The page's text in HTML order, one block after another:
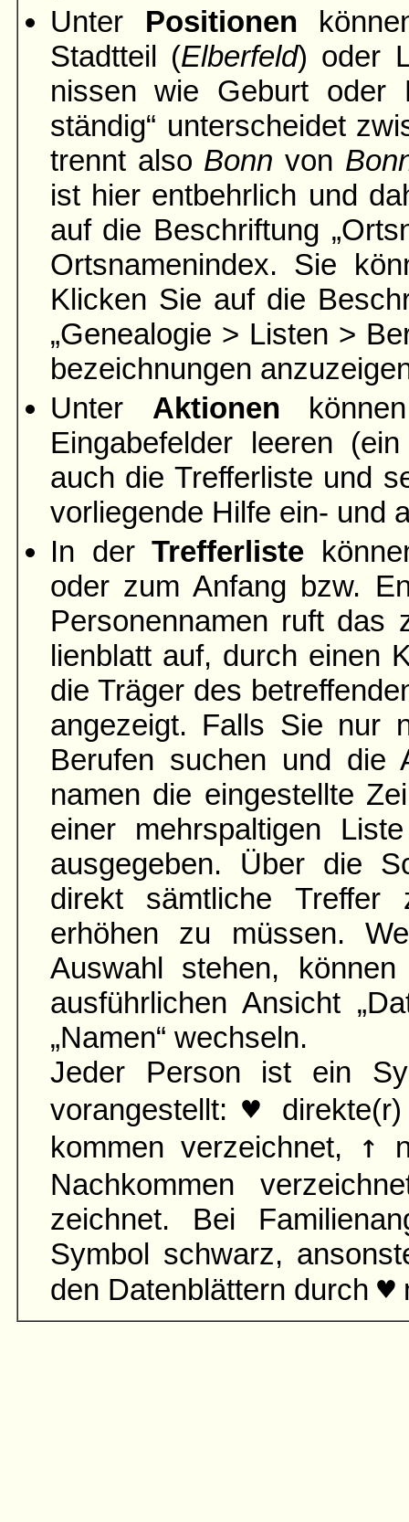
Unter Positionen
Stadtteil (Elber­feld) oder
nissen wie Geburt oder
ständig“ unter­scheidet
trennt also Bonn von
ist hier entbehrlich und
auf die Be­schriftung
Orts­namen­index. Sie
Klicken Sie auf die
„Genea­logie > Listen >
bezeich­nungen
Unter Aktionen
Eingabefelder leeren
auch die Trefferliste und
vorliegende Hilfe ein- und
In derTrefferliste
oder zum Anfang bzw.
Personen­namen ruft das
lien­blatt auf, durch einen
die Träger des
angezeigt. Falls Sie nur
Berufen suchen und die
namen die ein­gestellte
einer mehr­spaltigen
aus­gegeben. Über die
direkt sämtliche
erhöhen zu müssen.
Auswahl stehen,
ausführ­lichen Ansicht
„Namen“ wechseln.
Jeder Person ist ein
vorangestellt:♥
kommen verzeichnet,
↑
Nach­kommen
zeichnet. Bei
Symbol schwarz,
den Daten­blättern durch ♥